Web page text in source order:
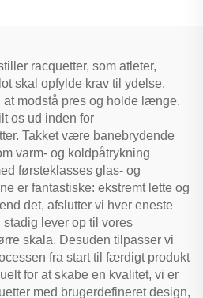
racquetter, som atleter,
skal opfylde krav til ydelse,
modstå pres og holde længe.
os ud inden for
Takket være banebrydende
varm- og koldpåtrykning
førsteklasses glas- og
er fantastiske: ekstremt lette og
det, afslutter vi hver eneste
lever op til vores
skala. Desuden tilpasser vi
fra start til færdigt produkt
for at skabe en kvalitet, vi er
med brugerdefineret design,